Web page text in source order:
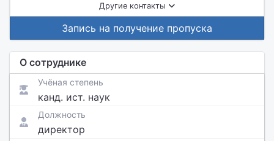
Другие контакты
Запись на получение пропуска
О сотруднике
Учёная степень
канд. ист. наук
Должность
директор